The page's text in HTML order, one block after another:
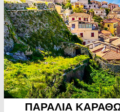
ΠΑΡΑΛΙΑ